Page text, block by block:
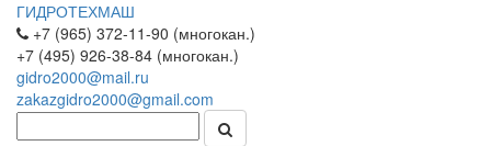
ГИДРОТЕХМАШ
+7 (965) 372-11-90 (многокан.)
+7 (495) 926-38-84 (многокан.)
gidro2000@mail.ru
zakazgidro2000@gmail.com